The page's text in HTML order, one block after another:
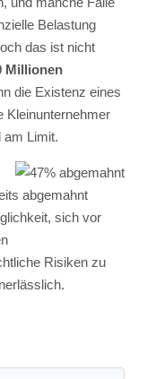
Belastung
das ist nicht
Millionen
die Existenz eines
Kleinunternehmer
am Limit.
abgemahnt
sich vor
Risiken zu